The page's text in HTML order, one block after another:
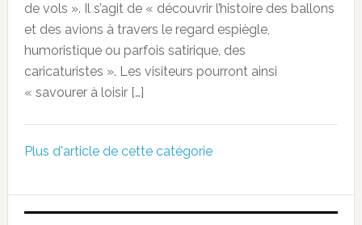
de vols ». Il s’agit de « découvrir l’histoire des ballons
et des avions à travers le regard espiègle,
humoristique ou parfois satirique, des
caricaturistes ». Les visiteurs pourront ainsi
« savourer à loisir […]
Plus d'article de cette catégorie